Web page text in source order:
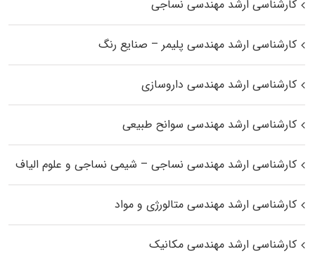
کارشناسی ارشد مهندسی نساجی
کارشناسی ارشد مهندسی پلیمر – صنایع رنگ
کارشناسی ارشد مهندسی داروسازی
کارشناسی ارشد مهندسی سوانح طبیعی
کارشناسی ارشد مهندسی نساجی – شیمی نساجی و علوم الیاف
کارشناسی ارشد مهندسی متالورژی و مواد
کارشناسی ارشد مهندسی مکانیک